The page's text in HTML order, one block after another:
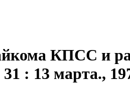
КПСС и
: 13 марта.,